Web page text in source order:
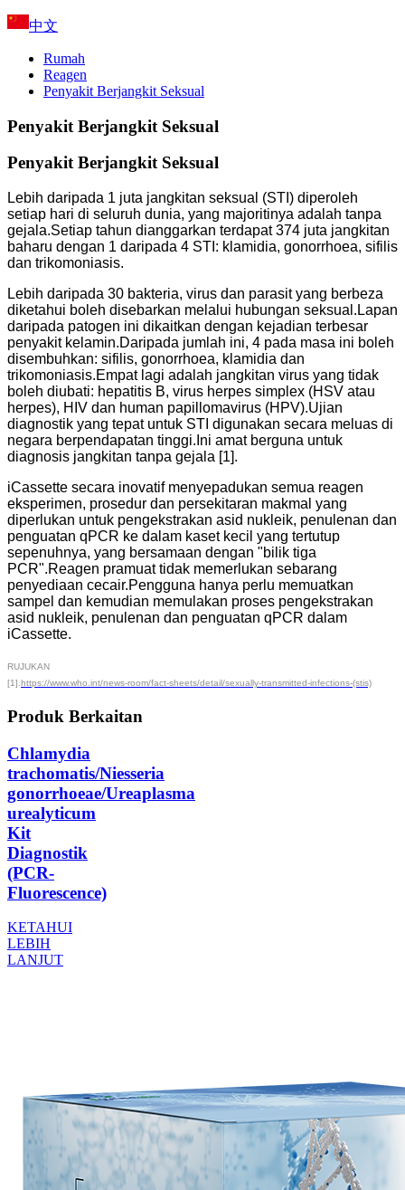
中文
Rumah
Reagen
Penyakit Berjangkit Seksual
Penyakit Berjangkit Seksual
Penyakit Berjangkit Seksual
Lebih daripada 1 juta jangkitan seksual (STI) diperoleh
setiap hari di seluruh dunia, yang majoritinya adalah tanpa
gejala.Setiap tahun dianggarkan terdapat 374 juta jangkitan
baharu dengan 1 daripada 4 STI: klamidia, gonorrhoea, sifilis
dan trikomoniasis.
Lebih daripada 30 bakteria, virus dan parasit yang berbeza
diketahui boleh disebarkan melalui hubungan seksual.Lapan
daripada patogen ini dikaitkan dengan kejadian terbesar
penyakit kelamin.Daripada jumlah ini, 4 pada masa ini boleh
disembuhkan: sifilis, gonorrhoea, klamidia dan
trikomoniasis.Empat lagi adalah jangkitan virus yang tidak
boleh diubati: hepatitis B, virus herpes simplex (HSV atau
herpes), HIV dan human papillomavirus (HPV).Ujian
diagnostik yang tepat untuk STI digunakan secara meluas di
negara berpendapatan tinggi.Ini amat berguna untuk
diagnosis jangkitan tanpa gejala [1].
iCassette secara inovatif menyepadukan semua reagen
eksperimen, prosedur dan persekitaran makmal yang
diperlukan untuk pengekstrakan asid nukleik, penulenan dan
penguatan qPCR ke dalam kaset kecil yang tertutup
sepenuhnya, yang bersamaan dengan "bilik tiga
PCR".Reagen pramuat tidak memerlukan sebarang
penyediaan cecair.Pengguna hanya perlu memuatkan
sampel dan kemudian memulakan proses pengekstrakan
asid nukleik, penulenan dan penguatan qPCR dalam
iCassette.
RUJUKAN
[1]. https://www.who.int/news-room/fact-sheets/detail/sexually-transmitted-infections-(stis)
Produk Berkaitan
Chlamydia
trachomatis/Niesseria
gonorrhoeae/Ureaplasma
urealyticum
Kit
Diagnostik
(PCR-
Fluorescence)
KETAHUI
LEBIH
LANJUT